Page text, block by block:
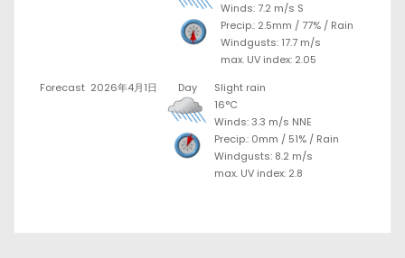
Winds: 7.2 m/s S
Precip.: 2.5mm /77% / Rain
Windgusts: 17.7 m/s
max. UV index: 2.05
Forecast 2026年4月1日 Day
Slight rain
16°C
Winds: 3.3 m/s NNE
Precip.: 0mm / 51% / Rain
Windgusts: 8.2 m/s
max. UV index: 2.8